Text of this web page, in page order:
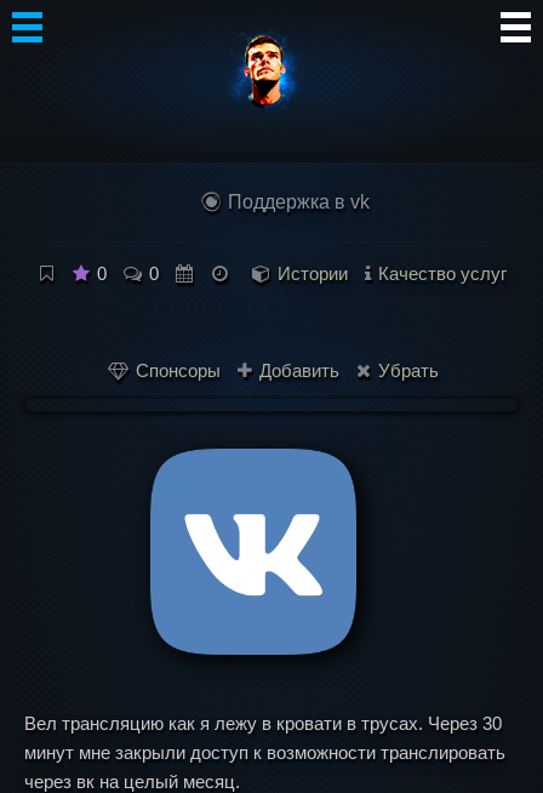
Блог
Поддержка в vk
0 0 Истории Качество услуг
Спонсоры Добавить Убрать
Вел трансляцию как я лежу в кровати в трусах. Через 30
минут мне закрыли доступ к возможности транслировать
через вк на целый месяц.